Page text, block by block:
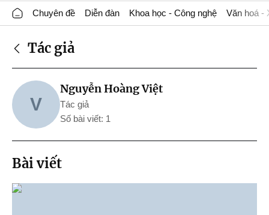
Chuyên đề Diễn đàn Khoa học - Công nghệ Văn hoá -
Tác giả
V
Nguyễn Hoàng Việt
Tác giả
Số bài viết: 1
Bài viết